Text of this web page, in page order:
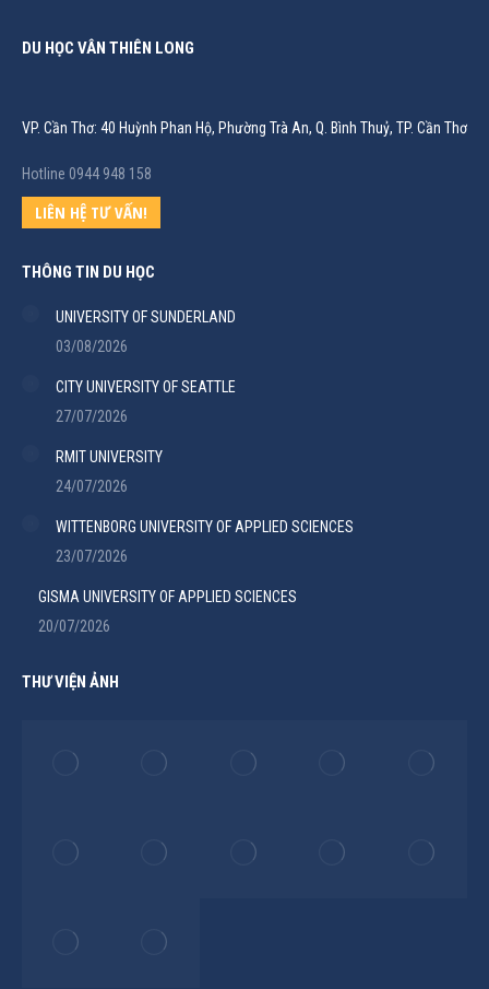
DU HỌC VÂN THIÊN LONG
VP. Cần Thơ: 40 Huỳnh Phan Hộ, Phường Trà An, Q. Bình Thuỷ, TP. Cần Thơ
Hotline 0944 948 158
LIÊN HỆ TƯ VẤN!
THÔNG TIN DU HỌC
UNIVERSITY OF SUNDERLAND
03/08/2026
CITY UNIVERSITY OF SEATTLE
27/07/2026
RMIT UNIVERSITY
24/07/2026
WITTENBORG UNIVERSITY OF APPLIED SCIENCES
23/07/2026
GISMA UNIVERSITY OF APPLIED SCIENCES
20/07/2026
THƯ VIỆN ẢNH